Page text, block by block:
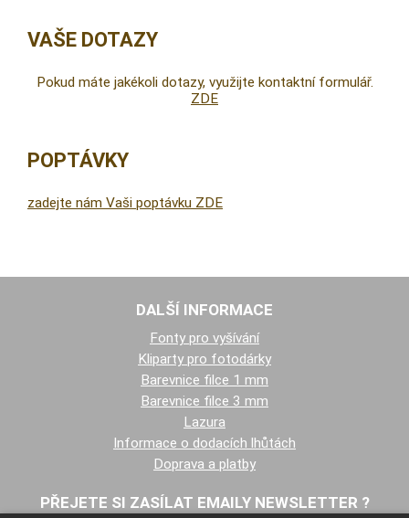
VAŠE DOTAZY
Pokud máte jakékoli dotazy, využijte kontaktní formulář.
ZDE
POPTÁVKY
zadejte nám Vaši poptávku ZDE
DALŠÍ INFORMACE
Fonty pro vyšívání
Kliparty pro fotodárky
Barevnice filce 1 mm
Barevnice filce 3 mm
Lazura
Informace o dodacích lhůtách
Doprava a platby
PŘEJETE SI ZASÍLAT EMAILY NEWSLETTER ?